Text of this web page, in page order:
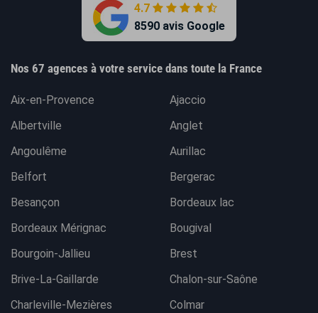
4.7
8590 avis Google
Nos 67 agences à votre service dans toute la France
Aix-en-Provence
Ajaccio
Albertville
Anglet
Angoulême
Aurillac
Belfort
Bergerac
Besançon
Bordeaux lac
Bordeaux Mérignac
Bougival
Bourgoin-Jallieu
Brest
Brive-La-Gaillarde
Chalon-sur-Saône
Charleville-Mezières
Colmar